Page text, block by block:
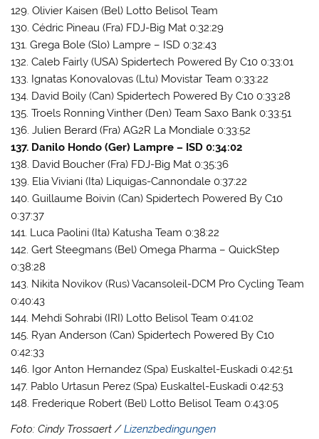
129. Olivier Kaisen (Bel) Lotto Belisol Team
130. Cédric Pineau (Fra) FDJ-Big Mat 0:32:29
131. Grega Bole (Slo) Lampre – ISD 0:32:43
132. Caleb Fairly (USA) Spidertech Powered By C10 0:33:01
133. Ignatas Konovalovas (Ltu) Movistar Team 0:33:22
134. David Boily (Can) Spidertech Powered By C10 0:33:28
135. Troels Ronning Vinther (Den) Team Saxo Bank 0:33:51
136. Julien Berard (Fra) AG2R La Mondiale 0:33:52
137. Danilo Hondo (Ger) Lampre – ISD 0:34:02
138. David Boucher (Fra) FDJ-Big Mat 0:35:36
139. Elia Viviani (Ita) Liquigas-Cannondale 0:37:22
140. Guillaume Boivin (Can) Spidertech Powered By C10
0:37:37
141. Luca Paolini (Ita) Katusha Team 0:38:22
142. Gert Steegmans (Bel) Omega Pharma – QuickStep
0:38:28
143. Nikita Novikov (Rus) Vacansoleil-DCM Pro Cycling Team
0:40:43
144. Mehdi Sohrabi (IRI) Lotto Belisol Team 0:41:02
145. Ryan Anderson (Can) Spidertech Powered By C10
0:42:33
146. Igor Anton Hernandez (Spa) Euskaltel-Euskadi 0:42:51
147. Pablo Urtasun Perez (Spa) Euskaltel-Euskadi 0:42:53
148. Frederique Robert (Bel) Lotto Belisol Team 0:43:05
Foto: Cindy Trossaert /Lizenzbedingungen